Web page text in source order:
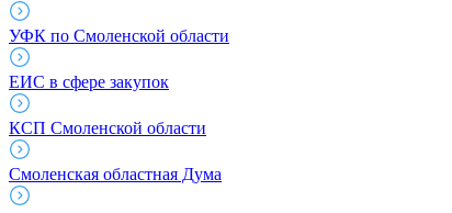
УФК по Смоленской области
ЕИС в сфере закупок
КСП Смоленской области
Смоленская областная Дума